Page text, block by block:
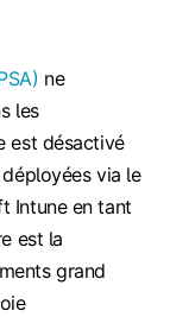
ne
les
est désactivé
via le
Intune en tant
est la
grand